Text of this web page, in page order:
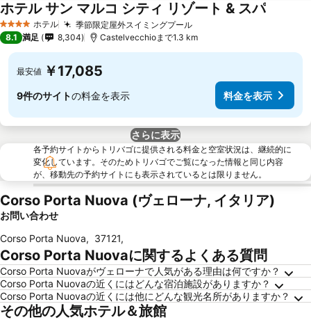
4 ホテルのランク
ホテル 季節限定屋外スイミングプール
ホテル サン マルコ シティ リゾート & スパ
8.1 満足 8,304 Castelvecchioまで1.3 km
最安値 ￥17,085
9件のサイトの料金を表示 料金を表示
さらに表示
各予約サイトからトリバゴに提供される料金と空室状況は、継続的に
変化しています。そのためトリバゴでご覧になった情報と同じ内容
が、移動先の予約サイトにも表示されているとは限りません。
Corso Porta Nuova (ヴェローナ, イタリア)
お問い合わせ
Corso Porta Nuova, 37121,
Corso Porta Nuovaに関するよくある質問
Corso Porta Nuovaがヴェローナで人気がある理由は何ですか？
Corso Porta Nuovaの近くにはどんな宿泊施設がありますか？
Corso Porta Nuovaの近くには他にどんな観光名所がありますか？
その他の人気ホテル＆旅館